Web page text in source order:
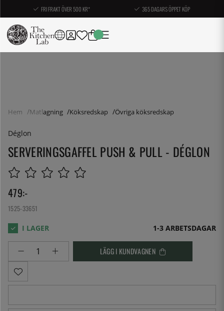
FRI FRAKT ÖVER 500 KR* 365 DAGARS ÖPPET KÖP
Hem Matlagning Köksredskap Övriga köksredskap
Déglon
SERVERINGSGAFFEL PUSH & PULL - DÉGLON
479:-
1525-33651
1-3 ARBETSDAGAR
LÄGG I KUNDVAGNEN